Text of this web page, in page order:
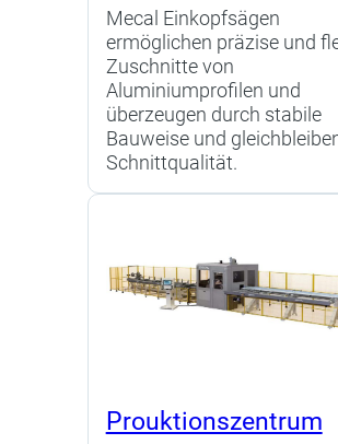
Mecal Einkopfsägen
ermöglichen präzise und
Zuschnitte von
Aluminiumprofilen und
überzeugen durch stabile
Bauweise und
Schnittqualität.
Prouktionszentrum